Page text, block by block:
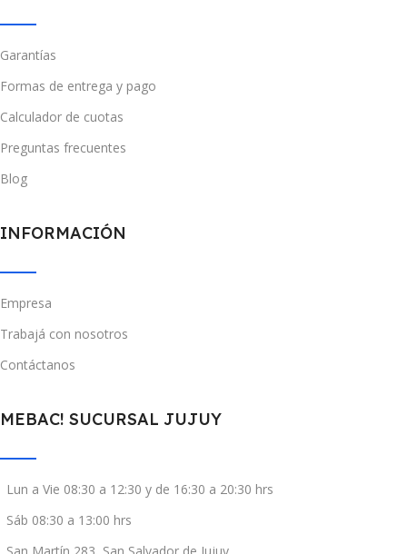
Garantías
Formas de entrega y pago
Calculador de cuotas
Preguntas frecuentes
Blog
INFORMACIÓN
Empresa
Trabajá con nosotros
Contáctanos
MEBAC! SUCURSAL JUJUY
Lun a Vie 08:30 a 12:30 y de 16:30 a 20:30 hrs
Sáb 08:30 a 13:00 hrs